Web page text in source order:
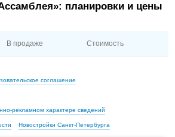
планировки и цены
В продаже Стоимость
соглашение
рекламном характере сведений
Новостройки Санкт-Петербурга